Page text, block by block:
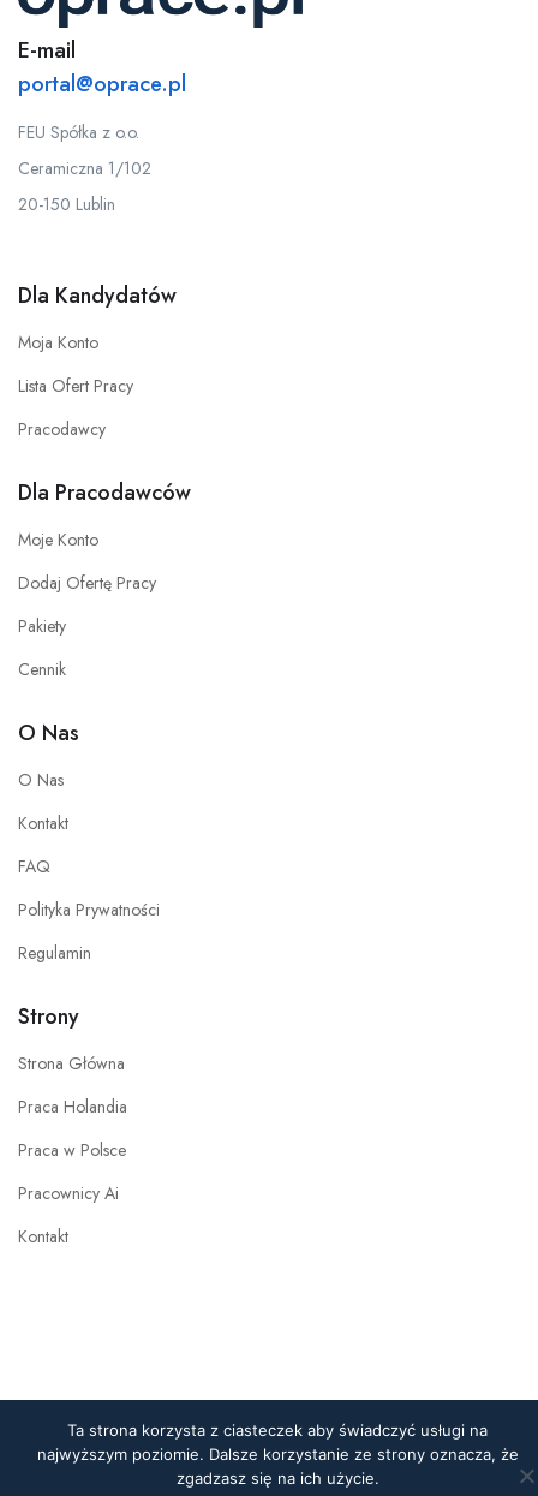
E-mail
portal@oprace.pl
FEU Spółka z o.o.
Ceramiczna 1/102
20-150 Lublin
Dla Kandydatów
Moja Konto
Lista Ofert Pracy
Pracodawcy
Dla Pracodawców
Moje Konto
Dodaj Ofertę Pracy
Pakiety
Cennik
O Nas
O Nas
Kontakt
FAQ
Polityka Prywatności
Regulamin
Strony
Strona Główna
Praca Holandia
Praca w Polsce
Pracownicy Ai
Kontakt
Ta strona korzysta z ciasteczek aby świadczyć usługi na
najwyższym poziomie. Dalsze korzystanie ze strony oznacza, że
zgadzasz się na ich użycie.